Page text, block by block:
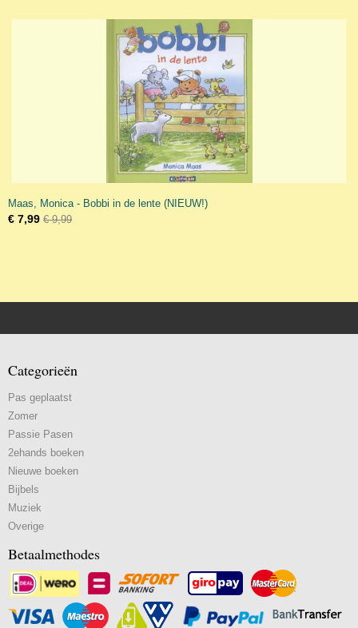
Maas, Monica - Bobbi in de lente (NIEUW!)
€ 7,99 € 9,99
Categorieën
Pas geplaatst
Zomer
Passie Pasen
2ehands boeken
Nieuwe boeken
Bijbels
Muziek
Overige
Betaalmethodes